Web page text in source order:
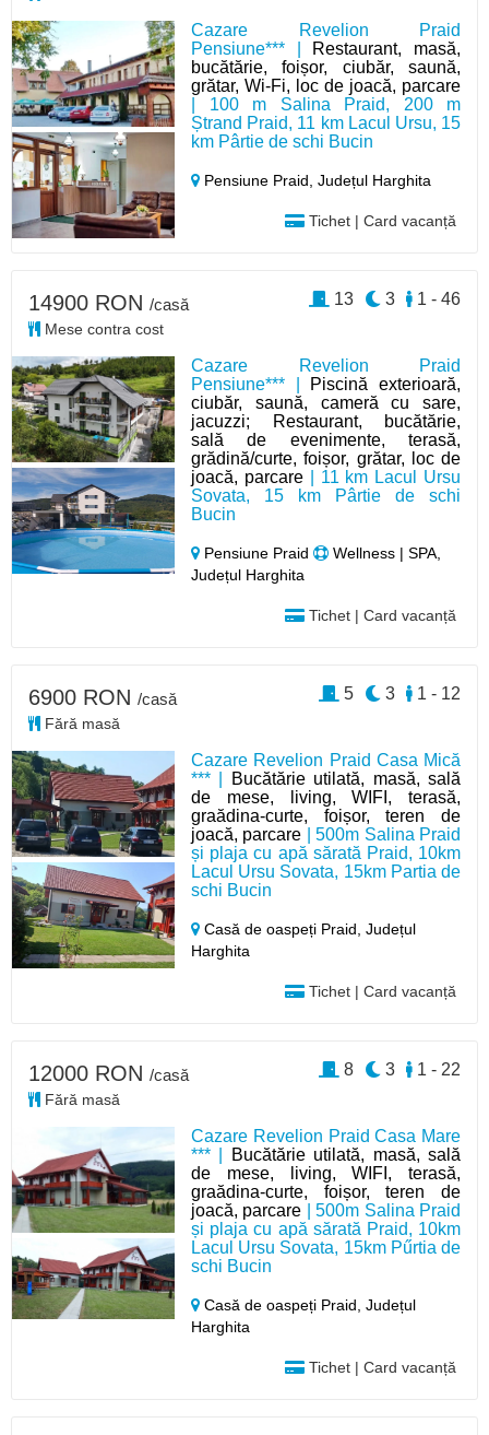
Cazare Revelion Praid
Pensiune*** | Restaurant, masă,
bucătărie, foișor, ciubăr, saună,
grătar, Wi-Fi, loc de joacă, parcare
| 100 m Salina Praid, 200 m
Ștrand Praid, 11 km Lacul Ursu, 15
km Pârtie de schi Bucin
Pensiune Praid,Județul Harghita
Tichet | Card vacanță
Cazare Revelion Praid
Pensiune*** | Piscină exterioară,
ciubăr, saună, cameră cu sare,
jacuzzi; Restaurant, bucătărie,
sală de evenimente, terasă,
grădină/curte, foișor, grătar, loc de
joacă, parcare| 11 km Lacul Ursu
Sovata, 15 km Pârtie de schi
Bucin
Pensiune Praid
Wellness | SPA,
Județul Harghita
Tichet | Card vacanță
14900 RON /casă
Mese contra cost
1 - 46
3
13
Cazare Revelion Praid Casa Mică
*** |
Bucătărie utilată, masă, sală
de mese, living, WIFI, terasă,
graădina-curte, foișor, teren de
joacă, parcare | 500m Salina Praid
și plaja cu apă sărată Praid, 10km
Lacul Ursu Sovata, 15km Partia de
schi Bucin
Casă de oaspeți Praid,Județul
Harghita
Tichet | Card vacanță
6900 RON /casă
Fără masă
1 - 12
3
5
Cazare Revelion Praid Casa Mare
*** |
Bucătărie utilată, masă, sală
de mese, living, WIFI, terasă,
graădina-curte, foișor, teren de
joacă, parcare | 500m Salina Praid
și plaja cu apă sărată Praid, 10km
Lacul Ursu Sovata, 15km Pűrtia de
schi Bucin
Casă de oaspeți Praid,Județul
Harghita
Tichet | Card vacanță
12000 RON /casă
Fără masă
1 - 22
3
8